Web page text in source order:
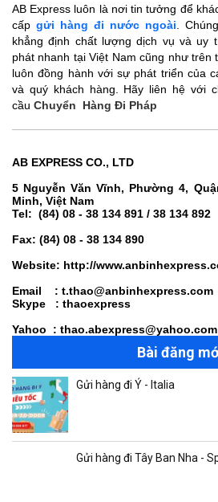
AB Express luôn là nơi tin tưởng để
cấp gửi hàng đi nước ngoài .
khẳng định chất lượng dịch vụ và uy
phát nhanh tại Việt Nam cũng như trên
luôn đồng hành với sự phát triển của
và quý khách hàng. Hãy liên hệ với
cầu Chuyển Hàng Đi Pháp
AB EXPRESS CO., LTD
5 Nguyễn Văn Vĩnh, Phường 4,
Minh, Việt Nam
Tel: (84) 08 - 38 134
Fax: (84) 08 - 38 134 890
Website: http://
Email : t.thao@anbinhexpress.com
Skype :
Yahoo : thao.abexpress@yahoo.com
Bài đăng
Gửi hàng đi Ý - Italia
Gửi hàng đi Tây Ban Nha -